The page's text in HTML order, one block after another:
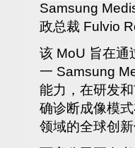
Samsung
政总裁 Fulvio
该 MoU 旨在通
一 Samsung
能力，在研发
确诊断成像模
领域的全球创新